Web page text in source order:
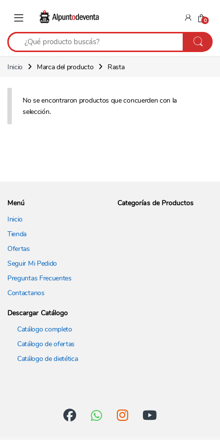
0
Inicio Marca del producto Rasta
No se encontraron productos que concuerden con la
selección.
Menú
Inicio
Tienda
Ofertas
Seguir Mi Pedido
Preguntas Frecuentes
Contactanos
Categorías de Productos
Descargar Catálogo
Catálogo completo
Catálogo de ofertas
Catálogo de dietética